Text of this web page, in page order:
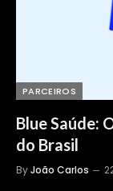
PARCEIROS
Blue Saúde:
do Brasil
ByJoão Carlos